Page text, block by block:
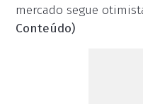
mercado segue
Conteúdo)